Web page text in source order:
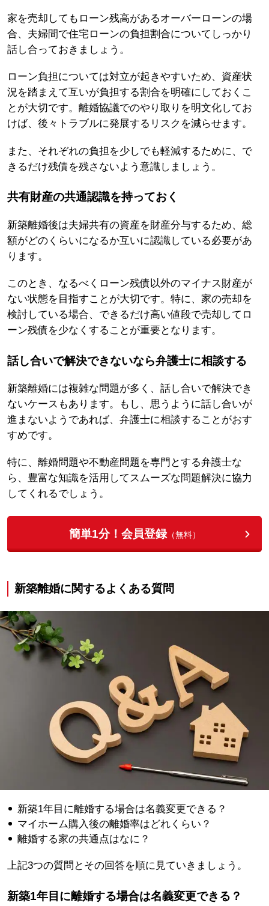
家を売却してもローン残高があるオーバーローンの場
合、夫婦間で住宅ローンの負担割合についてしっかり
話し合っておきましょう。
ローン負担については対立が起きやすいため、資産状
況を踏まえて互いが負担する割合を明確にしておくこ
とが大切です。離婚協議でのやり取りを明文化してお
けば、後々トラブルに発展するリスクを減らせます。
また、それぞれの負担を少しでも軽減するために、で
きるだけ残債を残さないよう意識しましょう。
共有財産の共通認識を持っておく
新築離婚後は夫婦共有の資産を財産分与するため、総
額がどのくらいになるか互いに認識している必要があ
ります。
このとき、なるべくローン残債以外のマイナス財産が
ない状態を目指すことが大切です。特に、家の売却を
検討している場合、できるだけ高い値段で売却してロ
ーン残債を少なくすることが重要となります。
話し合いで解決できないなら弁護士に相談する
新築離婚には複雑な問題が多く、話し合いで解決でき
ないケースもあります。もし、思うように話し合いが
進まないようであれば、弁護士に相談することがおす
すめです。
特に、離婚問題や不動産問題を専門とする弁護士な
ら、豊富な知識を活用してスムーズな問題解決に協力
してくれるでしょう。
簡単1分！会員登録（無料）
新築離婚に関するよくある質問
新築1年目に離婚する場合は名義変更できる？
マイホーム購入後の離婚率はどれくらい？
離婚する家の共通点はなに？
上記3つの質問とその回答を順に見ていきましょう。
新築1年目に離婚する場合は名義変更できる？